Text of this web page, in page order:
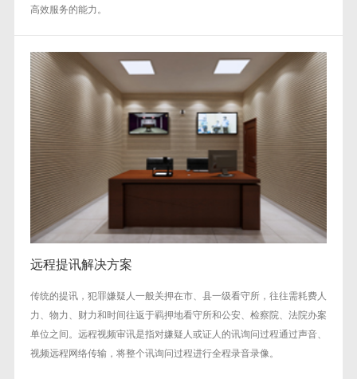
高效服务的能力。
远程提讯解决方案
传统的提讯，犯罪嫌疑人一般关押在市、县一级看守所，往往需耗费人
力、物力、财力和时间往返于羁押地看守所和公安、检察院、法院办案
单位之间。远程视频审讯是指对嫌疑人或证人的讯询问过程通过声音、
视频远程网络传输，将整个讯询问过程进行全程录音录像。